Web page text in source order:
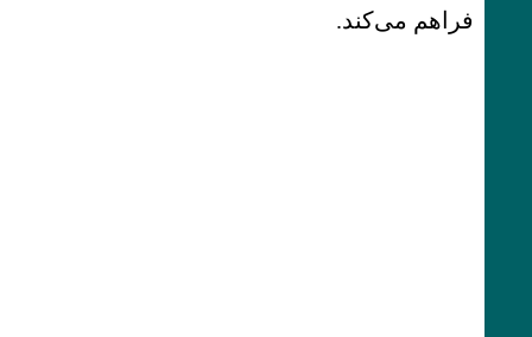
فراهم می‌کند.